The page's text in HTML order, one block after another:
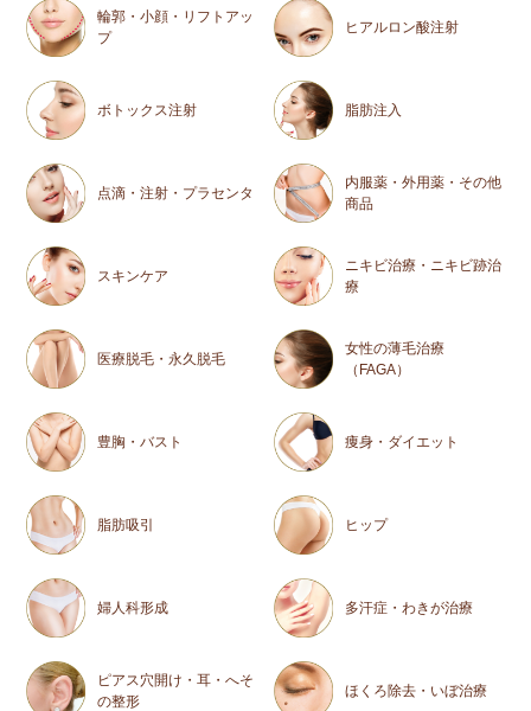
輪郭・小顔・リフトアッ
プ
ヒアルロン酸注射
ボトックス注射 脂肪注入
点滴・注射・プラセンタ
内服薬・外用薬・その他
商品
スキンケア
ニキビ治療・ニキビ跡治
療
医療脱毛・永久脱毛
女性の薄毛治療
（FAGA）
豊胸・バスト 痩身・ダイエット
脂肪吸引 ヒップ
婦人科形成 多汗症・わきが治療
ピアス穴開け・耳・へそ
の整形
ほくろ除去・いぼ治療